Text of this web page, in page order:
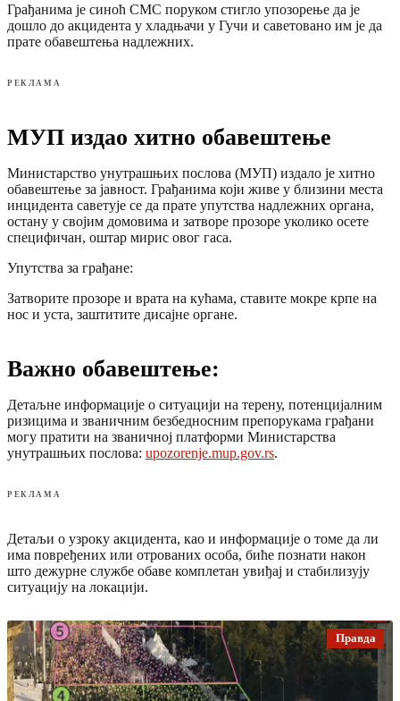
Грађанима је синоћ СМС поруком стигло упозорење да је
дошло до акцидента у хладњачи у Гучи и саветовано им је да
прате обавештења надлежних.
РЕКЛАМА
МУП издао хитно обавештење
Министарство унутрашњих послова (МУП) издало је хитно
обавештење за јавност. Грађанима који живе у близини места
инцидента саветује се да прате упутства надлежних органа,
остану у својим домовима и затворе прозоре уколико осете
специфичан, оштар мирис овог гаса.
Упутства за грађане:
Затворите прозоре и врата на кућама, ставите мокре крпе на
нос и уста, заштитите дисајне органе.
Важно обавештење:
Детаљне информације о ситуацији на терену, потенцијалним
ризицима и званичним безбедносним препорукама грађани
могу пратити на званичној платформи Министарства
унутрашњих послова: upozorenje.mup.gov.rs.
РЕКЛАМА
Детаљи о узроку акцидента, као и информације о томе да ли
има повређених или отрованих особа, биће познати након
што дежурне службе обаве комплетан увиђај и стабилизују
ситуацију на локацији.
Правда